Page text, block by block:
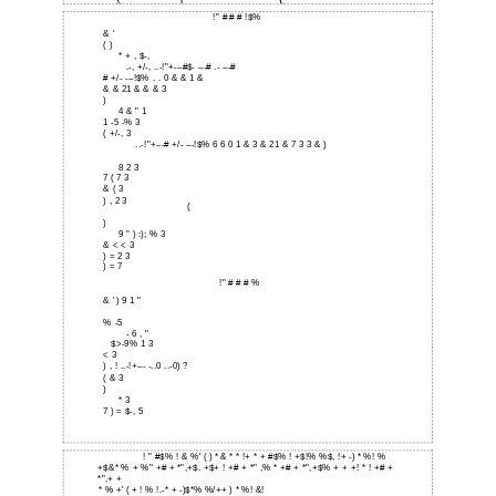
!" # # # !$%
& '
( )
* + , $-,
.-, +/-, ..-!"+---#$- ---# .- ---#
# +/- ---!$% . . 0 & & 1 &
& & 21 & & & 3
)
4 & " 1
1 -5 -% 3
( +/-, 3
..-!"+---# +/- ---!$% 6 6 0 1 & 3 & 21 & 7 3 3 & )
8 2 3
7 ( 7 3
& ( 3
) , 2 3
(
)
9 " ) :); % 3
& < < 3
) = 2 3
) = 7
!" # # # %
& ' ) 9 1 "
% -5
- 6 , "
$>-9% 1 3
< 3
) , ! ..-!+--- -..0 ..-0) ?
( & 3
)
* 3
7 ) = $-, 5
! " #$% ! & %' ( ) * & * * !+ * + #$% ! +$!% %$, !+ -) * %! %
+$&* % + %" +# + *",+$. +$+ ! +# + *" ,% * +# + *",+$% + + +! * ! +# +
*",+ +
* % +' ( + ! % !.-* + -)$*% %/++ ) * %! &!